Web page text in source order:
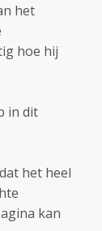
het
hoe hij
in dit
het heel
kan